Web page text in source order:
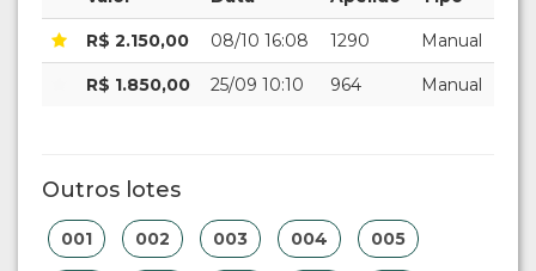
R$ 2.150,00 08/10 16:08 1290 Manual
R$ 1.850,00 25/09 10:10 964 Manual
Outros lotes
001 002 003 004 005